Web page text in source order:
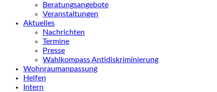
Beratungsangebote
Veranstaltungen
Aktuelles
Nachrichten
Termine
Presse
Wahlkompass Antidiskriminierung
Wohnraumanpassung
Helfen
Intern